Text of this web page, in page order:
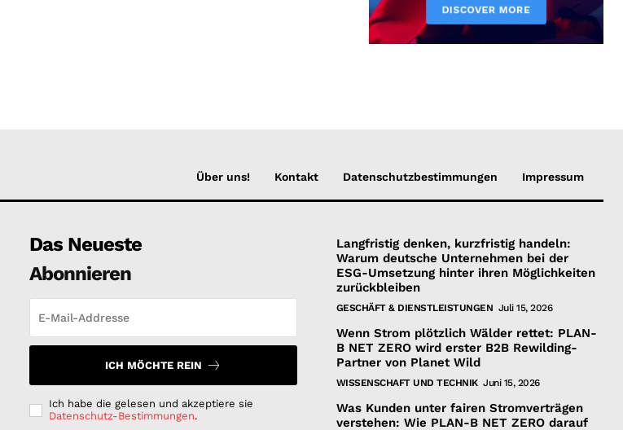
Über uns! Kontakt Datenschutzbestimmungen Impressum
Das Neueste
Abonnieren
ICH MÖCHTE REIN
Ich habe die gelesen und akzeptiere sie
Datenschutz-Bestimmungen.
Langfristig denken, kurzfristig handeln:
Warum deutsche Unternehmen bei der
ESG-Umsetzung hinter ihren Möglichkeiten
zurückbleiben
GESCHÄFT & DIENSTLEISTUNGEN Juli 15, 2026
Wenn Strom plötzlich Wälder rettet: PLAN-
B NET ZERO wird erster B2B Rewilding-
Partner von Planet Wild
WISSENSCHAFT UND TECHNIK Juni 15, 2026
Was Kunden unter fairen Stromverträgen
verstehen: Wie PLAN-B NET ZERO darauf